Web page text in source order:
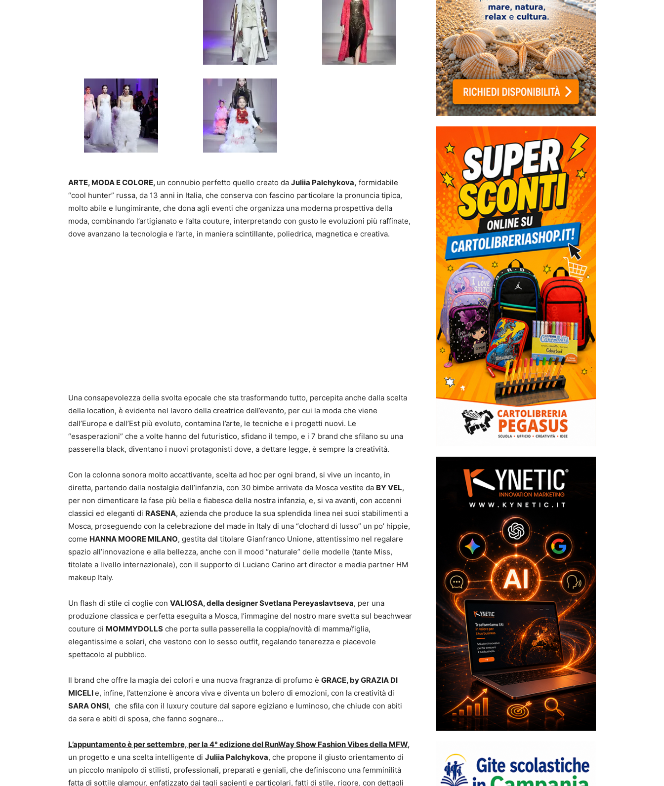
ARTE, MODA E COLORE, un connubio perfetto quello creato da Juliia Palchykova, formidabile
“cool hunter” russa, da 13 anni in Italia, che conserva con fascino particolare la pronuncia tipica,
molto abile e lungimirante, che dona agli eventi che organizza una moderna prospettiva della
moda, combinando l’artigianato e l’alta couture, interpretando con gusto le evoluzioni più raffinate,
dove avanzano la tecnologia e l’arte, in maniera scintillante, poliedrica, magnetica e creativa.
Una consapevolezza della svolta epocale che sta trasformando tutto, percepita anche dalla scelta
della location, è evidente nel lavoro della creatrice dell’evento, per cui la moda che viene
dall’Europa e dall’Est più evoluto, contamina l’arte, le tecniche e i progetti nuovi. Le
“esasperazioni” che a volte hanno del futuristico, sfidano il tempo, e i 7 brand che sfilano su una
passerella black, diventano i nuovi protagonisti dove, a dettare legge, è sempre la creatività.
Con la colonna sonora molto accattivante, scelta ad hoc per ogni brand, si vive un incanto, in
diretta, partendo dalla nostalgia dell’infanzia, con 30 bimbe arrivate da Mosca vestite da BY VEL,
per non dimenticare la fase più bella e fiabesca della nostra infanzia, e, si va avanti, con accenni
classici ed eleganti di RASENA, azienda che produce la sua splendida linea nei suoi stabilimenti a
Mosca, proseguendo con la celebrazione del made in Italy di una “clochard di lusso” un po’ hippie,
come HANNA MOORE MILANO, gestita dal titolare Gianfranco Unione, attentissimo nel regalare
spazio all’innovazione e alla bellezza, anche con il mood “naturale” delle modelle (tante Miss,
titolate a livello internazionale), con il supporto di Luciano Carino art director e media partner HM
makeup Italy.
Un flash di stile ci coglie con VALIOSA, della designer Svetlana Pereyaslavtseva, per una
produzione classica e perfetta eseguita a Mosca, l’immagine del nostro mare svetta sul beachwear
couture di MOMMYDOLLS che porta sulla passerella la coppia/novità di mamma/figlia,
elegantissime e solari, che vestono con lo sesso outfit, regalando tenerezza e piacevole
spettacolo al pubblico.
Il brand che offre la magia dei colori e una nuova fragranza di profumo è GRACE, by GRAZIA DI
MICELIe, infine, l’attenzione è ancora viva e diventa un bolero di emozioni, con la creatività di
SARA ONSI, che sfila con il luxury couture dal sapore egiziano e luminoso, che chiude con abiti
da sera e abiti di sposa, che fanno sognare…
L’appuntamento è per settembre, per la 4° edizione del RunWay Show Fashion Vibes della MFW,
un progetto e una scelta intelligente di Juliia Palchykova, che propone il giusto orientamento di
un piccolo manipolo di stilisti, professionali, preparati e geniali, che definiscono una femminilità
fatta di sottile glamour, enfatizzato dai tagli sapienti e particolari, fatti di stile, rigore, con dettagli